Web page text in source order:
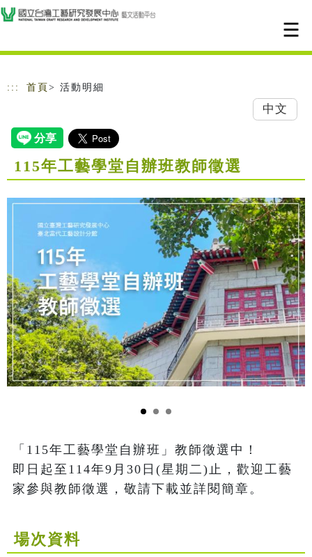
跳到主要內容
網站導覽
::: 首頁 > 活動明細
中文
115年工藝學堂自辦班教師徵選
「115年工藝學堂自辦班」教師徵選中！
即日起至114年9月30日(星期二)止，歡迎工藝
家參與教師徵選，敬請下載並詳閱簡章。
場次資料